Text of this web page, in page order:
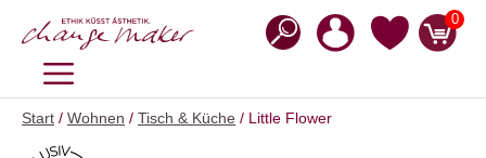
Inhalt
0
MENÜ
Start / Wohnen / Tisch & Küche / Little Flower